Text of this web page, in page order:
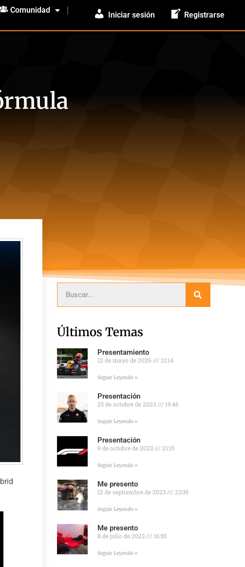
Comunidad
Iniciar sesión Registrarse
Últimos Temas
Presentamiento
12 de mayo de 2026 21:14
Seguir Leyendo »
Presentación
25 de octubre de 2023 19:46
Seguir Leyendo »
Presentación
9 de octubre de 2023 21:15
Seguir Leyendo »
Me presento
12 de septiembre de 2023 23:39
Seguir Leyendo »
Me presento
8 de julio de 2023 16:55
Seguir Leyendo »